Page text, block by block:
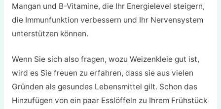
Mangan und B-Vitamine, die Ihr Energielevel steigern,
die Immunfunktion verbessern und Ihr Nervensystem
unterstützen können.
Wenn Sie sich also fragen, wozu Weizenkleie gut ist,
wird es Sie freuen zu erfahren, dass sie aus vielen
Gründen als gesundes Lebensmittel gilt. Schon das
Hinzufügen von ein paar Esslöffeln zu Ihrem Frühstück